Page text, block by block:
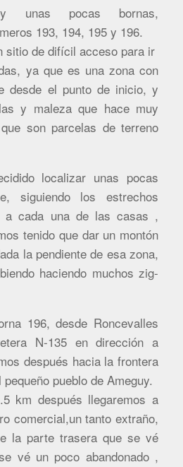
unas pocas bornas,
193, 194, 195 y 196.
sitio de difícil acceso para ir
ya que es una zona con
desde el punto de inicio, y
y maleza que hace muy
son parcelas de terreno
localizar unas pocas
siguiendo los estrechos
a cada una de las casas ,
tenido que dar un montón
la pendiente de esa zona,
haciendo muchos zig-
196, desde Roncevalles
N-135 en dirección a
después hacia la frontera
pueblo de Ameguy.
km después llegaremos a
comercial,un tanto extraño,
la parte trasera que se vé
vé un poco abandonado ,